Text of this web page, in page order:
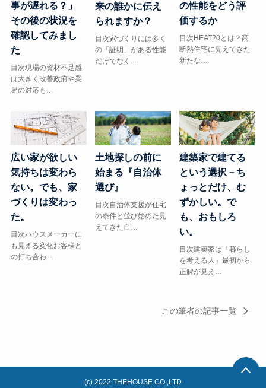
事が遅れる？」
その後の状況を
確認してみまし
た
目次現場の資材不足感
は大きく改善政府や業
界の対応も…
来の誰かに伝え
られますか？
目次家づくりには多く
の「証明」がある性能
だけでなく…
の性能をどう評
価するか
目次HEAT20とは？高
断熱住宅に見えてきた
新たな…
広い家が欲しい
気持ちは変わら
ない。でも、家
づくりは変わっ
た。
目次ハウスメーカーに
も見える変化お客様と
の打ち合わ…
土地探しの前に
始まる『自治体
選び』
目次自治体支援が住宅
の条件と並び始めた見
えてきた自…
建築家で建てる
という選択－ち
ょっとだけ、む
ずかしい。で
も、おもしろ
い。
目次建築家は「暮らし
を考える人」最初から
正解が見え…
この筆者の記事一覧
(c) 2022 THEHOUSE CO.,LTD